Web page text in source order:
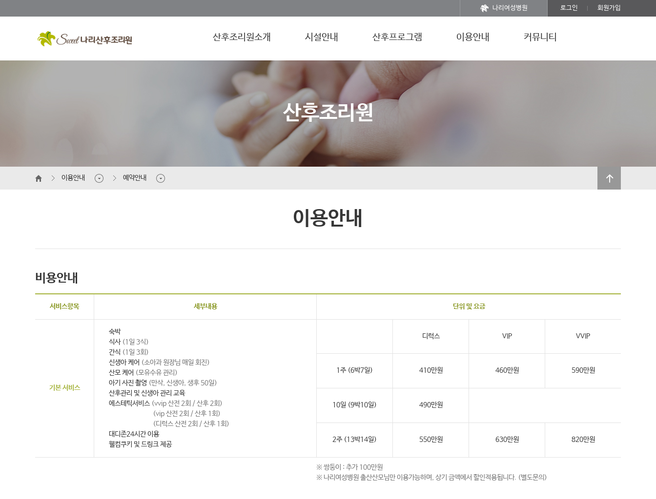
로그인 회원가입
나리여성병원
산후조리원소개 시설안내 산후프로그램 이용안내 커뮤니티
산후조리원
이용안내 예약안내
이용안내
비용안내
서비스항목 세부내용 단위 및 요금
기본 서비스
숙박
식사 (1일 3식)
간식 (1일 3회)
신생아 케어 (소아과 원장님 매일 회진)
산모 케어 (모유수유 관리)
아기 사진 촬영 (만삭, 신생아, 생후 50일)
산후관리 및 신생아 관리 교육
에스테틱서비스 (vvip 산전 2회 / 산후 2회)
(vip 산전 2회 / 산후 1회)
(디럭스 산전 2회 / 산후 1회)
대디존24시간 이용
웰컴쿠키 및 드링크 제공
디럭스 VIP VVIP
1주 (6박7일) 410만원 460만원 590만원
10일 (9박10일) 490만원
2주 (13박14일) 550만원 630만원 820만원
※ 쌍둥이 : 추가 100만원
※ 나리여성병원 출산산모님만 이용가능하며, 상기 금액에서 할인적용됩니다. (별도문의)